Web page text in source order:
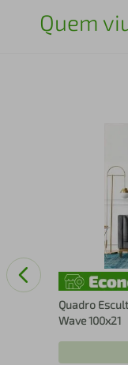
Quem
Quadro
Wave 100x21